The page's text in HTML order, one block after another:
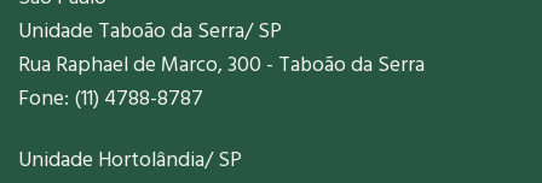
Unidade Taboão da Serra/ SP
Rua Raphael de Marco, 300 - Taboão da Serra
Fone: (11) 4788-8787
Unidade Hortolândia/ SP